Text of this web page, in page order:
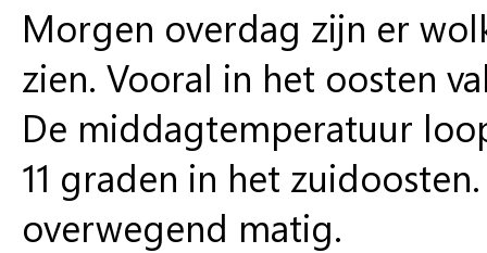
Morgen overdag zijn er
zien. Vooral in het oosten
De middagtemperatuur
11 graden in het
overwegend matig.